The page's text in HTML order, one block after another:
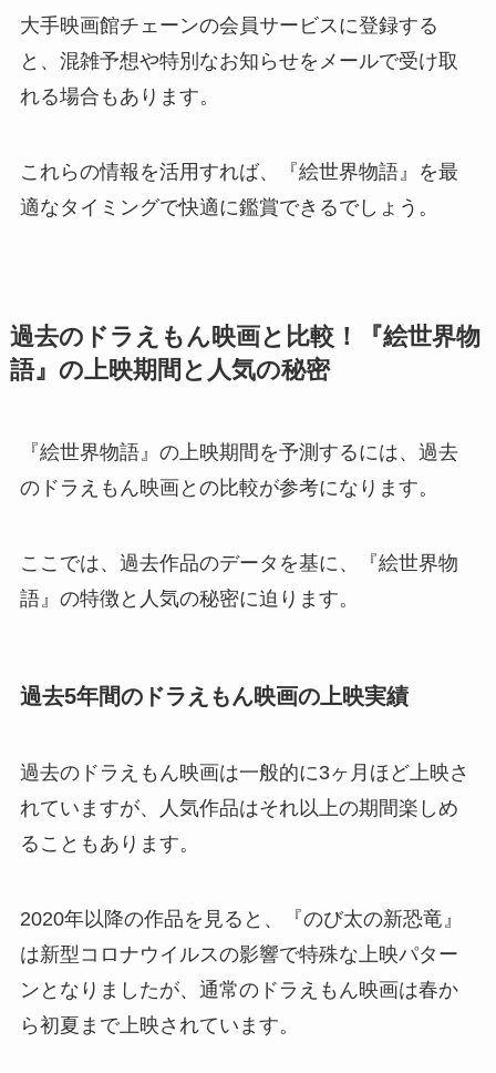
大手映画館チェーンの会員サービスに登録する
と、混雑予想や特別なお知らせをメールで受け取
れる場合もあります。
これらの情報を活用すれば、『絵世界物語』を最
適なタイミングで快適に鑑賞できるでしょう。
過去のドラえもん映画と比較！『絵世界物
語』の上映期間と人気の秘密
『絵世界物語』の上映期間を予測するには、過去
のドラえもん映画との比較が参考になります。
ここでは、過去作品のデータを基に、『絵世界物
語』の特徴と人気の秘密に迫ります。
過去5年間のドラえもん映画の上映実績
過去のドラえもん映画は一般的に3ヶ月ほど上映さ
れていますが、人気作品はそれ以上の期間楽しめ
ることもあります。
2020年以降の作品を見ると、『のび太の新恐竜』
は新型コロナウイルスの影響で特殊な上映パター
ンとなりましたが、通常のドラえもん映画は春か
ら初夏まで上映されています。